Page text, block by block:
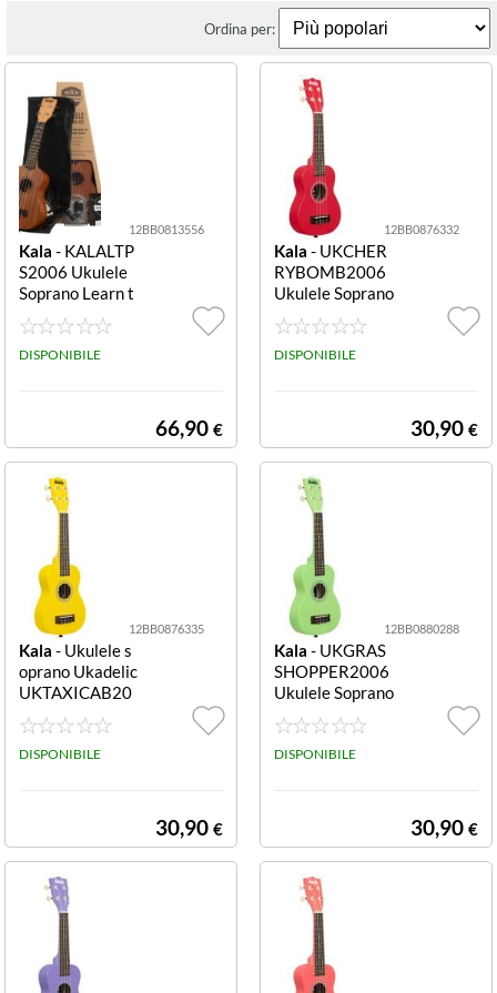
Ordina per:
12BB0813556
Kala - KALALTP
S2006 Ukulele
Soprano Learn t
o Play Starter Ki
t Mogano Starte
r Kit
DISPONIBILE
66,90 €
12BB0876332
Kala - UKCHER
RYBOMB2006
Ukulele Soprano
Ukadelic Cherry
Bomb Red Cherr
y Bomb
DISPONIBILE
30,90 €
12BB0876335
Kala - Ukulele s
oprano Ukadelic
UKTAXICAB20
06 in pioppo Uk
ulele Kala UKTA
XICAB2006 UK
DISPONIBILE
30,90 €
12BB0880288
Kala - UKGRAS
SHOPPER2006
Ukulele Soprano
Ukadelic Grassh
opper Grasshop
per
DISPONIBILE
30,90 €